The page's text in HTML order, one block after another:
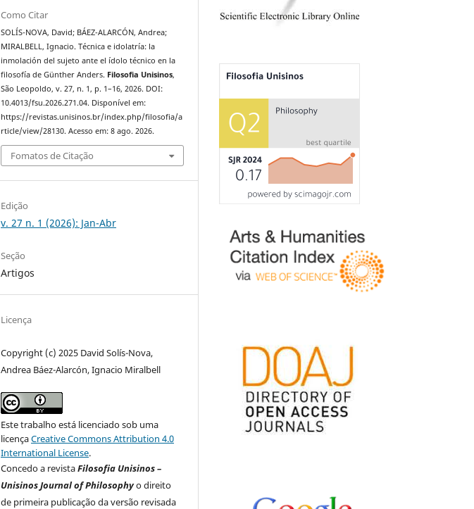
Como Citar
SOLÍS-NOVA, David; BÁEZ-ALARCÓN, Andrea;
MIRALBELL, Ignacio. Técnica e idolatría: la
inmolación del sujeto ante el ídolo técnico en la
filosofía de Günther Anders. Filosofia Unisinos,
São Leopoldo, v. 27, n. 1, p. 1–16, 2026. DOI:
10.4013/fsu.2026.271.04. Disponível em:
https://revistas.unisinos.br/index.php/filosofia/a
rticle/view/28130. Acesso em: 8 ago. 2026.
Fomatos de Citação
Edição
v. 27 n. 1 (2026): Jan-Abr
Seção
Artigos
Licença
Copyright (c) 2025 David Solís-Nova,
Andrea Báez-Alarcón, Ignacio Miralbell
Este trabalho está licenciado sob uma
licençaCreative Commons Attribution 4.0
International License.
Concedo a revistaFilosofia Unisinos –
Unisinos Journal of Philosophyo direito
de primeira publicação da versão revisada